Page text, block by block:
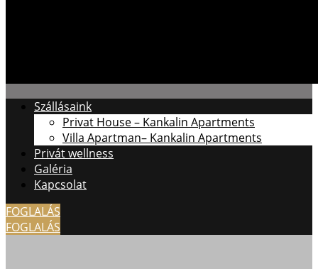
Szállásaink
Privat House – Kankalin Apartments
Villa Apartman– Kankalin Apartments
Privát wellness
Galéria
Kapcsolat
FOGLALÁS
FOGLALÁS